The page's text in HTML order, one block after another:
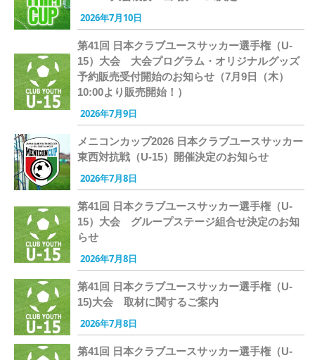
2026年7月10日
第41回 日本クラブユースサッカー選手権（U-
15）大会 大会プログラム・オリジナルグッズ
予約販売受付開始のお知らせ（7月9日（木）
10:00より販売開始！）
2026年7月9日
メニコンカップ2026 日本クラブユースサッカー
東西対抗戦（U-15）開催決定のお知らせ
2026年7月8日
第41回 日本クラブユースサッカー選手権（U-
15）大会 グループステージ組合せ決定のお知
らせ
2026年7月8日
第41回 日本クラブユースサッカー選手権（U-
15)大会 取材に関するご案内
2026年7月8日
第41回 日本クラブユースサッカー選手権（U-